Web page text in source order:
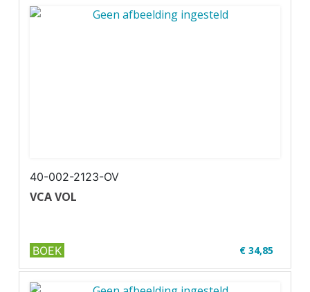
✔ Volledig up-to-date
40-002-2123-OV
VCA VOL
€ 34,85
✔ Met online oefenexamens
✔ Volledig up-to-date
BOEK